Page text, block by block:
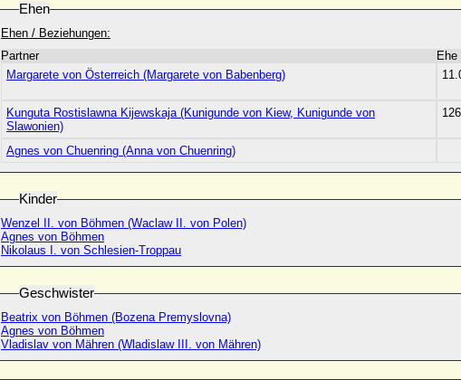
Ehen
Ehen / Beziehungen:
Partner
Ehe
Margarete von Österreich (Margarete von Babenberg)
Kunguta Rostislawna Kijewskaja (Kunigunde von Kiew, Kunigunde von
Slawonien)
Agnes von Chuenring (Anna von Chuenring)
Kinder
Wenzel II. von Böhmen (Waclaw II. von Polen)
Agnes von Böhmen
Nikolaus I. von Schlesien-Troppau
Geschwister
Beatrix von Böhmen (Bozena Premyslovna)
Agnes von Böhmen
Vladislav von Mähren (Wladislaw III. von Mähren)